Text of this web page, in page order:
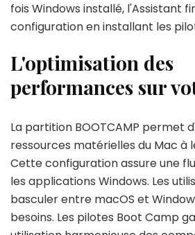
fois Windows installé, l'Assistant
configuration en installant les
L'optimisation des
performances sur
La partition BOOTCAMP permet
ressources matérielles du Mac à
Cette configuration assure une
les applications Windows. Les
basculer entre macOS et
besoins. Les pilotes Boot Camp